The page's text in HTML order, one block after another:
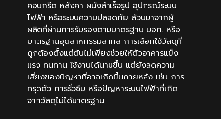
คอนกรีต หลังคา ผนังสำเร็จรูป อุปกรณ์ระบบ
ไฟฟ้า หรือระบบความปลอดภัย ล้วนมาจากผู้
ผลิตที่ผ่านการรับรองตามมาตรฐาน มอก. หรือ
มาตรฐานอุตสาหกรรมสากล การเลือกใช้วัสดุที่
ถูกต้องตั้งแต่ต้นไม่เพียงช่วยให้ตัวอาคารแข็ง
แรง ทนทาน ใช้งานได้นานขึ้น แต่ยังลดความ
เสี่ยงของปัญหาที่อาจเกิดขึ้นภายหลัง เช่น การ
ทรุดตัว การรั่วซึม หรือปัญหาระบบไฟฟ้าที่เกิด
จากวัสดุไม่ได้มาตรฐาน